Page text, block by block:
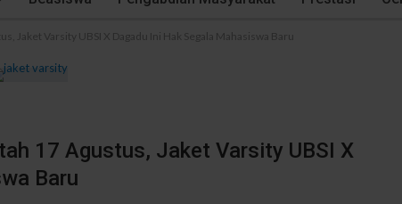
Jaket Varsity UBSI X Dagadu Ini Hak Segala Mahasiswa Baru
17 Agustus, Jaket Varsity UBSI X
Baru